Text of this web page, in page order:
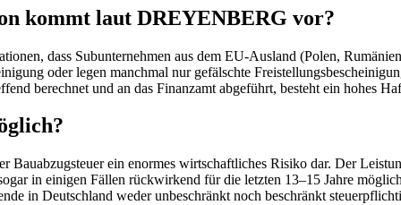
kommt laut DREYENBERG vor?
dass Subunternehmen aus dem EU-Ausland (Polen,
oder legen manchmal nur gefälschte
berechnet und an das Finanzamt abgeführt, besteht ein hohes
ein enormes wirtschaftliches Risiko dar. Der
in einigen Fällen rückwirkend für die letzten 13–15 Jahre
in Deutschland weder unbeschränkt noch beschränkt